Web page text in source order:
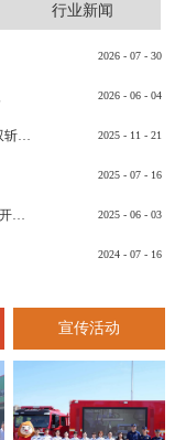
行业新闻
2026 - 07 - 30
2026 - 06 - 04
2025 - 11 - 21
荣耀加冕 实力绽放丨政安双雄唐露轩、鞠青桐双双斩获“渝消蓝盾讲师团金牌讲师”比武竞赛决赛大奖
2025 - 07 - 16
2025 - 06 - 03
政安消防丨助力重庆“安全生产月”活动暨全民安全开放日活动
2024 - 07 - 16
宣传活动